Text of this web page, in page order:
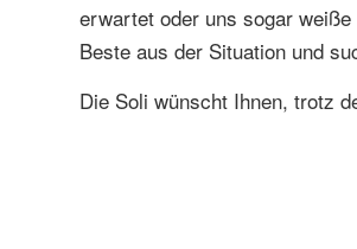
erwartet oder uns sogar
Beste aus der Situation und
Die Soli wünscht Ihnen, trotz